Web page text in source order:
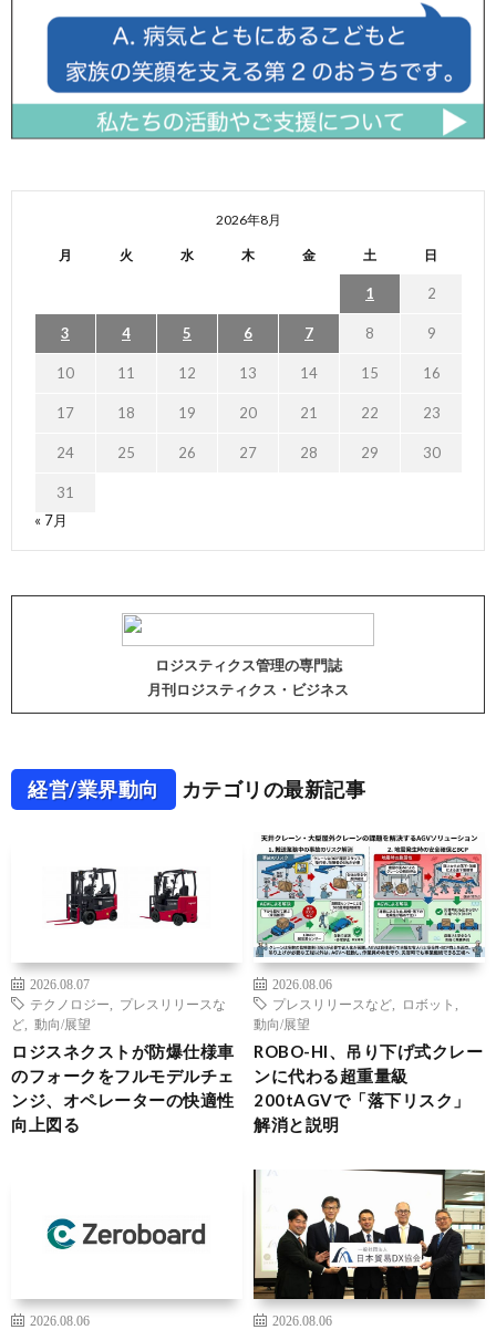
2026年8月
月 火 水 木 金 土 日
1 2
3 4 5 6 7 8 9
10 11 12 13 14 15 16
17 18 19 20 21 22 23
24 25 26 27 28 29 30
31
« 7月
ロジスティクス管理の専門誌
月刊ロジスティクス・ビジネス
経営/業界動向 カテゴリの最新記事
2026.08.07
テクノロジー
プレスリリースな
ど
動向/展望
ロジスネクストが防爆仕様車
のフォークをフルモデルチェ
ンジ、オペレーターの快適性
向上図る
2026.08.06
プレスリリースなど
ロボット
動向/展望
ROBO-HI、吊り下げ式クレー
ンに代わる超重量級
200tAGVで「落下リスク」
解消と説明
2026.08.06
2026.08.06